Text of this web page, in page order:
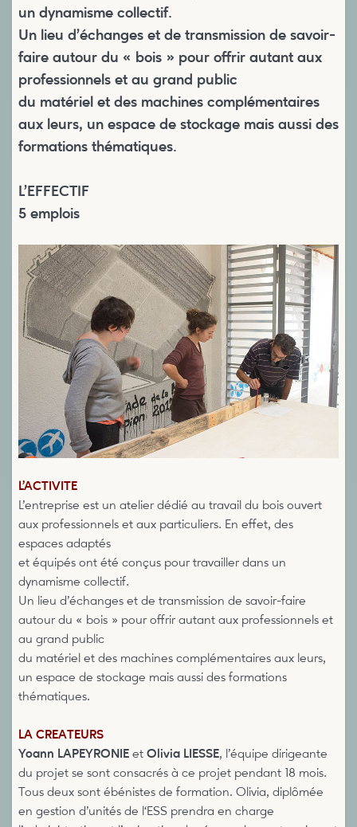
un dynamisme collectif.
Un lieu d’échanges et de transmission de savoir-
faire autour du « bois » pour offrir autant aux
professionnels et au grand public
du matériel et des machines complémentaires
aux leurs, un espace de stockage mais aussi des
formations thématiques.
L’EFFECTIF
5 emplois
L’ACTIVITE
L’entreprise est un atelier dédié au travail du bois ouvert
aux professionnels et aux particuliers. En effet, des
espaces adaptés
et équipés ont été conçus pour travailler dans un
dynamisme collectif.
Un lieu d’échanges et de transmission de savoir-faire
autour du « bois » pour offrir autant aux professionnels et
au grand public
du matériel et des machines complémentaires aux leurs,
un espace de stockage mais aussi des formations
thématiques.
LA CREATEURS
Yoann LAPEYRONIE et Olivia LIESSE, l’équipe dirigeante
du projet se sont consacrés à ce projet pendant 18 mois.
Tous deux sont ébénistes de formation. Olivia, diplômée
en gestion d’unités de l‘ESS prendra en charge